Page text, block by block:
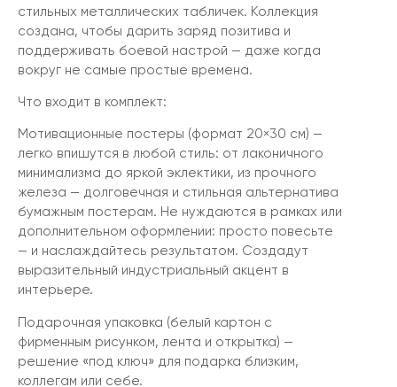
стильных металлических табличек. Коллекция
создана, чтобы дарить заряд позитива и
поддерживать боевой настрой — даже когда
вокруг не самые простые времена.
Что входит в комплект:
Мотивационные постеры (формат 20×30 см) —
легко впишутся в любой стиль: от лаконичного
минимализма до яркой эклектики, из прочного
железа — долговечная и стильная альтернатива
бумажным постерам. Не нуждаются в рамках или
дополнительном оформлении: просто повесьте
— и наслаждайтесь результатом. Создадут
выразительный индустриальный акцент в
интерьере.
Подарочная упаковка (белый картон с
фирменным рисунком, лента и открытка) —
решение «под ключ» для подарка близким,
коллегам или себе.